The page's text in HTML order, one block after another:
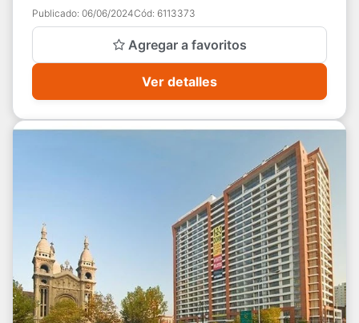
Publicado: 06/06/2024Cód: 6113373
Agregar a favoritos
Ver detalles